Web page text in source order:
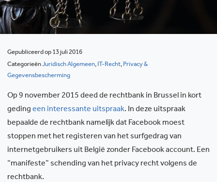
Gepubliceerd op 13 juli 2016
CategorieënJuridisch Algemeen, IT-Recht, Privacy &
Gegevensbescherming
Op 9 november 2015 deed de rechtbank in Brussel in kort
geding een interessante uitspraak. In deze uitspraak
bepaalde de rechtbank namelijk dat Facebook moest
stoppen met het registeren van het surfgedrag van
internetgebruikers uit België zonder Facebook account. Een
“manifeste” schending van het privacy recht volgens de
rechtbank.